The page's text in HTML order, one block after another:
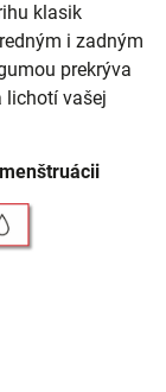
klasik
i zadným
prekrýva
lichotí vašej